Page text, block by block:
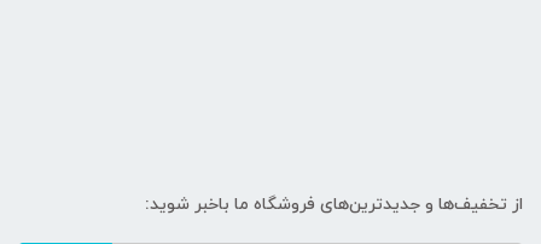
از تخفیف‌ها و جدیدترین‌های فروشگاه ما باخبر شوید: